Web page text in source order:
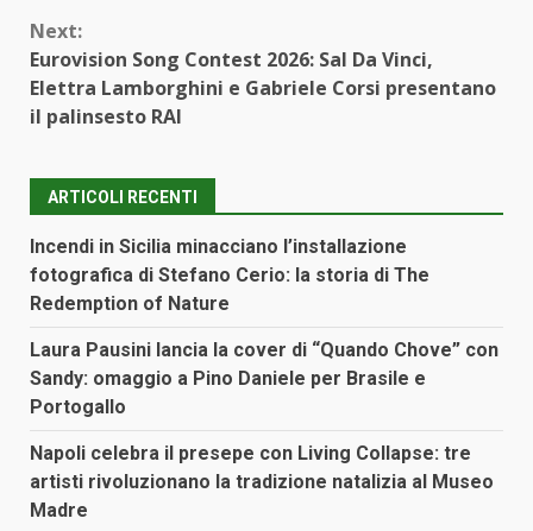
Next:
Eurovision Song Contest 2026: Sal Da Vinci,
Elettra Lamborghini e Gabriele Corsi presentano
il palinsesto RAI
ARTICOLI RECENTI
Incendi in Sicilia minacciano l’installazione
fotografica di Stefano Cerio: la storia di The
Redemption of Nature
Laura Pausini lancia la cover di “Quando Chove” con
Sandy: omaggio a Pino Daniele per Brasile e
Portogallo
Napoli celebra il presepe con Living Collapse: tre
artisti rivoluzionano la tradizione natalizia al Museo
Madre